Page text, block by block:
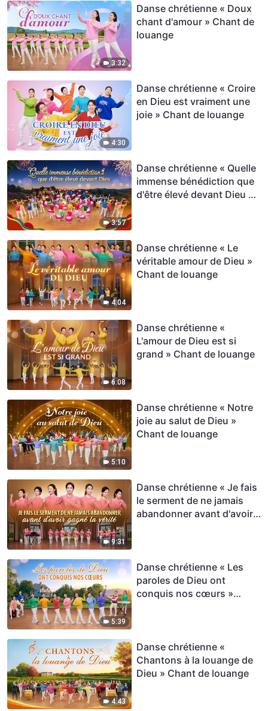
3:32
Danse chrétienne « Doux
chant d'amour » Chant de
louange
4:30
Danse chrétienne « Croire
en Dieu est vraiment une
joie » Chant de louange
3:57
Danse chrétienne « Quelle
immense bénédiction que
d'être élevé devant Dieu »
4:04
Danse chrétienne « Le
véritable amour de Dieu »
Chant de louange
6:08
Danse chrétienne «
L'amour de Dieu est si
grand » Chant de louange
5:10
Danse chrétienne « Notre
joie au salut de Dieu »
Chant de louange
9:31
Danse chrétienne « Je fais
le serment de ne jamais
abandonner avant d'avoir
5:39
Danse chrétienne « Les
paroles de Dieu ont
conquis nos cœurs »
4:43
Danse chrétienne «
Chantons à la louange de
Dieu » Chant de louange